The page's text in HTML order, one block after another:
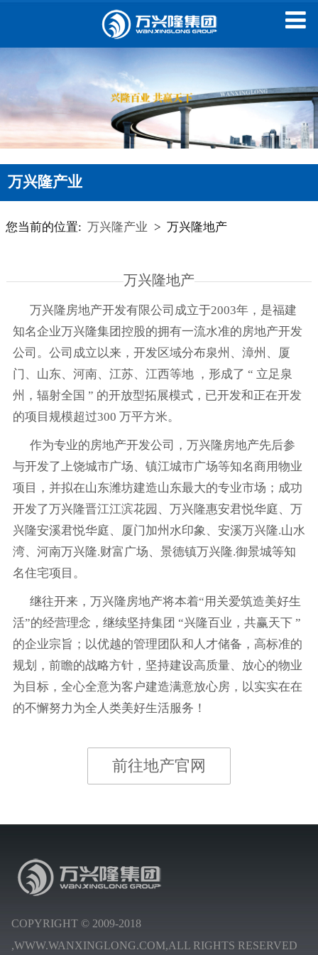
万兴隆产业
您当前的位置:万兴隆产业 > 万兴隆地产
万兴隆地产
万兴隆房地产开发有限公司成立于2003年，是福建
知名企业万兴隆集团控股的拥有一流水准的房地产开发
公司。公司成立以来，开发区域分布泉州、漳州、厦
门、山东、河南、江苏、江西等地 ，形成了 “ 立足泉
州，辐射全国 ” 的开放型拓展模式，已开发和正在开发
的项目规模超过300 万平方米。
作为专业的房地产开发公司，万兴隆房地产先后参
与开发了上饶城市广场、镇江城市广场等知名商用物业
项目，并拟在山东潍坊建造山东最大的专业市场；成功
开发了万兴隆晋江江滨花园、万兴隆惠安君悦华庭、万
兴隆安溪君悦华庭、厦门加州水印象、安溪万兴隆.山水
湾、河南万兴隆.财富广场、景德镇万兴隆.御景城等知
名住宅项目。
继往开来，万兴隆房地产将本着“用关爱筑造美好生
活”的经营理念，继续坚持集团 “兴隆百业，共赢天下 ”
的企业宗旨；以优越的管理团队和人才储备，高标准的
规划，前瞻的战略方针，坚持建设高质量、放心的物业
为目标，全心全意为客户建造满意放心房，以实实在在
的不懈努力为全人类美好生活服务！
前往地产官网
COPYRIGHT © 2009-2018
,WWW.WANXINGLONG.COM,ALL RIGHTS RESERVED